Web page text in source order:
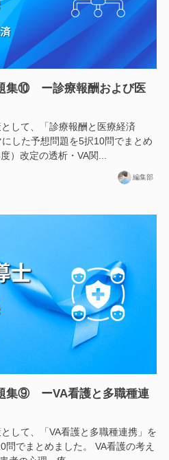
集⑩ ー診療報酬および医
して、「診療報酬と医療経済
した予想問題を5択10問でまとめ
）改定の透析・VA関...
編集部
集⑨ ーVA看護と多職種連
して、「VA看護と多職種連携」を
でまとめました。 VA看護の考え